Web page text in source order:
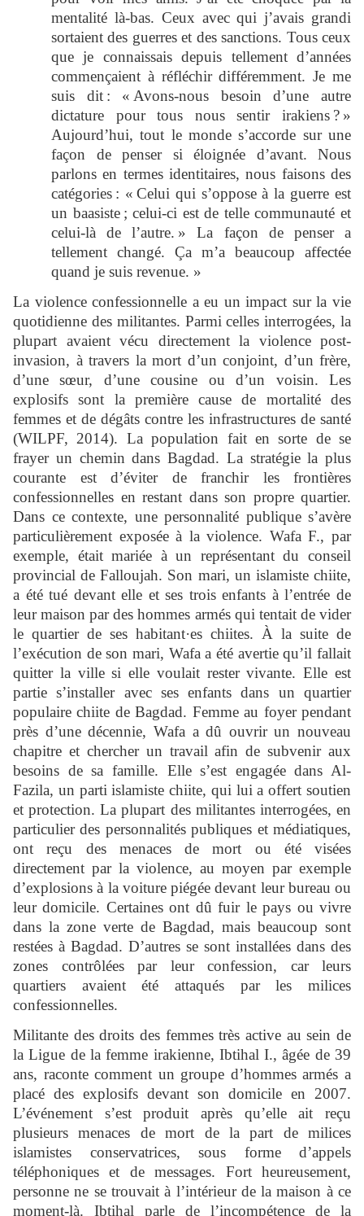
mentalité là-bas. Ceux avec qui j’avais grandi
sortaient des guerres et des sanctions. Tous ceux
que je connaissais depuis tellement d’années
commençaient à réfléchir différemment. Je me
suis dit : « Avons-nous besoin d’une autre
dictature pour tous nous sentir irakiens ? »
Aujourd’hui, tout le monde s’accorde sur une
façon de penser si éloignée d’avant. Nous
parlons en termes identitaires, nous faisons des
catégories : « Celui qui s’oppose à la guerre est
un baasiste ; celui-ci est de telle communauté et
celui-là de l’autre. » La façon de penser a
tellement changé. Ça m’a beaucoup affectée
quand je suis revenue. »
La violence confessionnelle a eu un impact sur la vie
quotidienne des militantes. Parmi celles interrogées, la
plupart avaient vécu directement la violence post-
invasion, à travers la mort d’un conjoint, d’un frère,
d’une sœur, d’une cousine ou d’un voisin. Les
explosifs sont la première cause de mortalité des
femmes et de dégâts contre les infrastructures de santé
(WILPF, 2014). La population fait en sorte de se
frayer un chemin dans Bagdad. La stratégie la plus
courante est d’éviter de franchir les frontières
confessionnelles en restant dans son propre quartier.
Dans ce contexte, une personnalité publique s’avère
particulièrement exposée à la violence. Wafa F., par
exemple, était mariée à un représentant du conseil
provincial de Falloujah. Son mari, un islamiste chiite,
a été tué devant elle et ses trois enfants à l’entrée de
leur maison par des hommes armés qui tentait de vider
le quartier de ses habitant·es chiites. À la suite de
l’exécution de son mari, Wafa a été avertie qu’il fallait
quitter la ville si elle voulait rester vivante. Elle est
partie s’installer avec ses enfants dans un quartier
populaire chiite de Bagdad. Femme au foyer pendant
près d’une décennie, Wafa a dû ouvrir un nouveau
chapitre et chercher un travail afin de subvenir aux
besoins de sa famille. Elle s’est engagée dans Al-
Fazila, un parti islamiste chiite, qui lui a offert soutien
et protection. La plupart des militantes interrogées, en
particulier des personnalités publiques et médiatiques,
ont reçu des menaces de mort ou été visées
directement par la violence, au moyen par exemple
d’explosions à la voiture piégée devant leur bureau ou
leur domicile. Certaines ont dû fuir le pays ou vivre
dans la zone verte de Bagdad, mais beaucoup sont
restées à Bagdad. D’autres se sont installées dans des
zones contrôlées par leur confession, car leurs
quartiers avaient été attaqués par les milices
confessionnelles.
Militante des droits des femmes très active au sein de
la Ligue de la femme irakienne, Ibtihal I., âgée de 39
ans, raconte comment un groupe d’hommes armés a
placé des explosifs devant son domicile en 2007.
L’événement s’est produit après qu’elle ait reçu
plusieurs menaces de mort de la part de milices
islamistes conservatrices, sous forme d’appels
téléphoniques et de messages. Fort heureusement,
personne ne se trouvait à l’intérieur de la maison à ce
moment-là. Ibtihal parle de l’incompétence de la